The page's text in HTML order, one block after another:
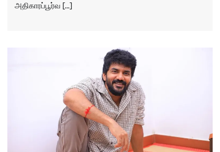
அதிகாரப்பூர்வ […]